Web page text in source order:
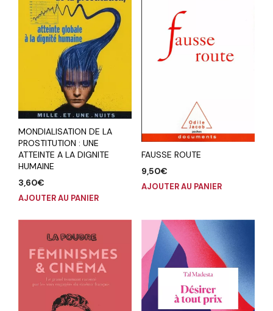
MONDIALISATION DE LA
PROSTITUTION : UNE
ATTEINTE A LA DIGNITE
HUMAINE
3,60€
AJOUTER AU PANIER
FAUSSE ROUTE
9,50€
AJOUTER AU PANIER